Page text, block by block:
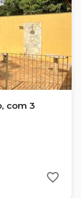
com 3